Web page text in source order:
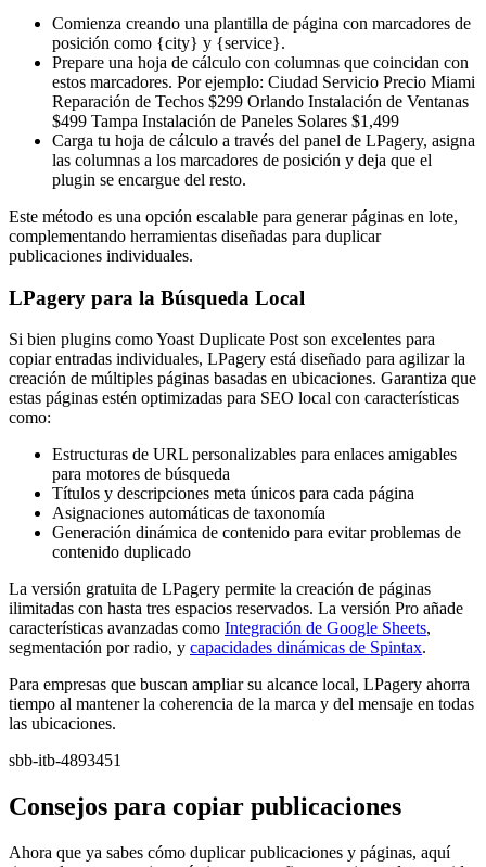
Comienza creando una plantilla de página con marcadores de
posición como {city} y {service}.
Prepare una hoja de cálculo con columnas que coincidan con
estos marcadores. Por ejemplo: Ciudad Servicio Precio Miami
Reparación de Techos $299 Orlando Instalación de Ventanas
$499 Tampa Instalación de Paneles Solares $1,499
Carga tu hoja de cálculo a través del panel de LPagery, asigna
las columnas a los marcadores de posición y deja que el
plugin se encargue del resto.
Este método es una opción escalable para generar páginas en lote,
complementando herramientas diseñadas para duplicar
publicaciones individuales.
LPagery para la Búsqueda Local
Si bien plugins como Yoast Duplicate Post son excelentes para
copiar entradas individuales, LPagery está diseñado para agilizar la
creación de múltiples páginas basadas en ubicaciones. Garantiza que
estas páginas estén optimizadas para SEO local con características
como:
Estructuras de URL personalizables para enlaces amigables
para motores de búsqueda
Títulos y descripciones meta únicos para cada página
Asignaciones automáticas de taxonomía
Generación dinámica de contenido para evitar problemas de
contenido duplicado
La versión gratuita de LPagery permite la creación de páginas
ilimitadas con hasta tres espacios reservados. La versión Pro añade
características avanzadas como Integración de Google Sheets,
segmentación por radio, y capacidades dinámicas de Spintax.
Para empresas que buscan ampliar su alcance local, LPagery ahorra
tiempo al mantener la coherencia de la marca y del mensaje en todas
las ubicaciones.
sbb-itb-4893451
Consejos para copiar publicaciones
Ahora que ya sabes cómo duplicar publicaciones y páginas, aquí